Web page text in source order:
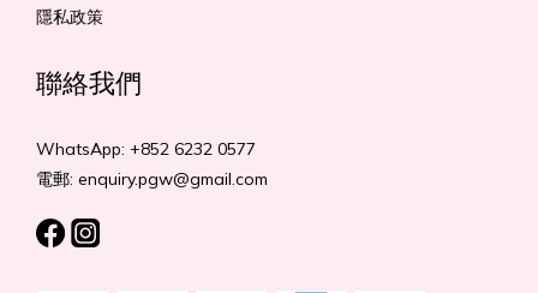
隱私政策
聯絡我們
WhatsApp: +852 6232 0577
電郵: enquiry.pgw@gmail.com